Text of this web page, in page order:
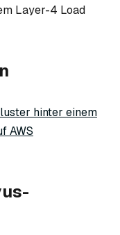
Layer-4 Load
hinter einem
AWS